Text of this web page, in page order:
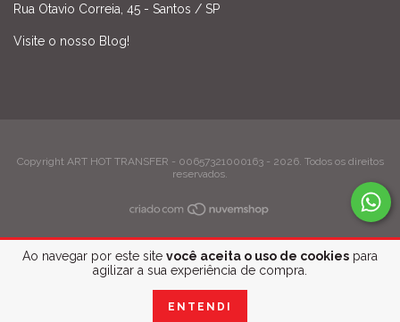
Ao navegar por este site você aceita o uso de cookies para
agilizar a sua experiência de compra.
ENTENDI
Rua Otavio Correia, 45 - Santos / SP
Visite o nosso Blog!
Copyright ART HOT TRANSFER - 00657321000163 - 2026. Todos os direitos
reservados.